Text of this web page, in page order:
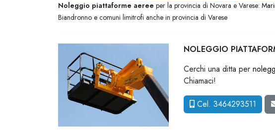
Noleggio piattaforme aeree per la provincia di Novara e Varese:
Biandronno e comuni limitrofi anche in provincia di Varese
NOLEGGIO
Cerchi una ditta per
Chiamaci!
Cel. 3464293511